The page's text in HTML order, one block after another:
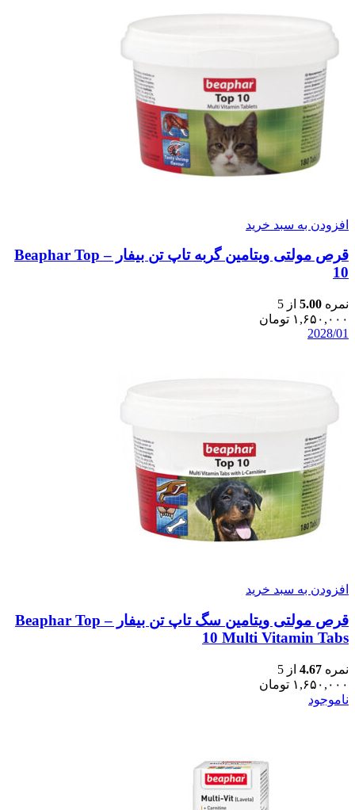
افزودن به سبد خرید
قرص مولتی ویتامین گربه تاپ تن بیفار – Beaphar Top
10
نمره 5.00 از 5
۱,۶۵۰,۰۰۰ تومان
2028/01
افزودن به سبد خرید
قرص مولتی ویتامین سگ تاپ تن بیفار – Beaphar Top
10 Multi Vitamin Tabs
نمره 4.67 از 5
۱,۶۵۰,۰۰۰ تومان
ناموجود